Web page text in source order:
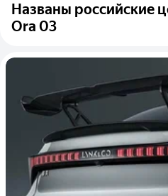
Названы российские
Ora 03